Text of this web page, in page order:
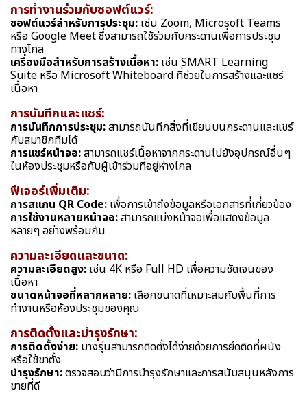
การทำงานร่วมกับซอฟต์แวร์:
ซอฟต์แวร์สำหรับการประชุม: เช่น Zoom, Microsoft Teams
หรือ Google Meet ซึ่งสามารถใช้ร่วมกับกระดานเพื่อการประชุม
ทางไกล
เครื่องมือสำหรับการสร้างเนื้อหา: เช่น SMART Learning
Suite หรือ Microsoft Whiteboard ที่ช่วยในการสร้างและแชร์
เนื้อหา
การบันทึกและแชร์:
การบันทึกการประชุม:สามารถบันทึกสิ่งที่เขียนบนกระดานและแชร์
กับสมาชิกทีมได้
การแชร์หน้าจอ:สามารถแชร์เนื้อหาจากกระดานไปยังอุปกรณ์อื่นๆ
ในห้องประชุมหรือกับผู้เข้าร่วมที่อยู่ห่างไกล
ฟีเจอร์เพิ่มเติม:
การสแกน QR Code: เพื่อการเข้าถึงข้อมูลหรือเอกสารที่เกี่ยวข้อง
การใช้งานหลายหน้าจอ:สามารถแบ่งหน้าจอเพื่อแสดงข้อมูล
หลายๆ อย่างพร้อมกัน
ความละเอียดและขนาด:
ความละเอียดสูง: เช่น 4K หรือ Full HD เพื่อความชัดเจนของ
เนื้อหา
ขนาดหน้าจอที่หลากหลาย: เลือกขนาดที่เหมาะสมกับพื้นที่การ
ทำงานหรือห้องประชุมของคุณ
การติดตั้งและบำรุงรักษา:
การติดตั้งง่าย: บางรุ่นสามารถติดตั้งได้ง่ายด้วยการยึดติดที่ผนัง
หรือใช้ขาตั้ง
บำรุงรักษา:ตรวจสอบว่ามีการบำรุงรักษาและการสนับสนุนหลังการ
ขายที่ดี